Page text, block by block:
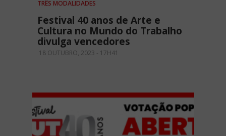
TRÊS MODALIDADES
Festival 40 anos de Arte e
Cultura no Mundo do Trabalho
divulga vencedores
18 OUTUBRO, 2023 - 17H41